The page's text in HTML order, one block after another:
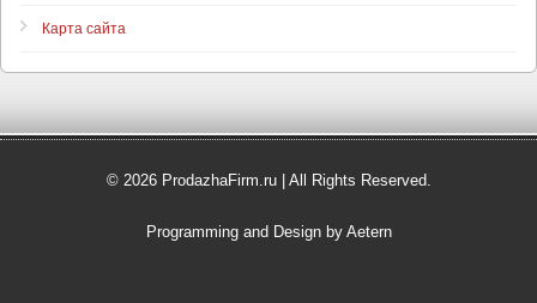
Карта сайта
© 2026 ProdazhaFirm.ru | All Rights Reserved.
Programming and Design by Aetern